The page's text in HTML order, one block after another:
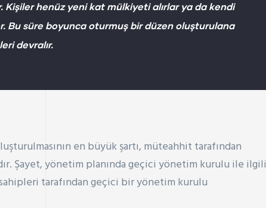
Kişiler henüz yeni kat mülkiyeti alırlar ya da kendi
Bu süre boyunca oturmuş bir düzen oluşturulana
devralır.
en büyük şartı, müteahhit tarafından
Şayet, yönetim planında geçici yönetim kurulu ile ilgili
tarafından geçici bir yönetim kurulu